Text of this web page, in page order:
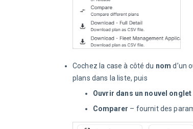
Cochez la case à côté du nom d’un
plans dans la liste, puis
Ouvrir dans un nouvel onglet
Comparer – fournit des